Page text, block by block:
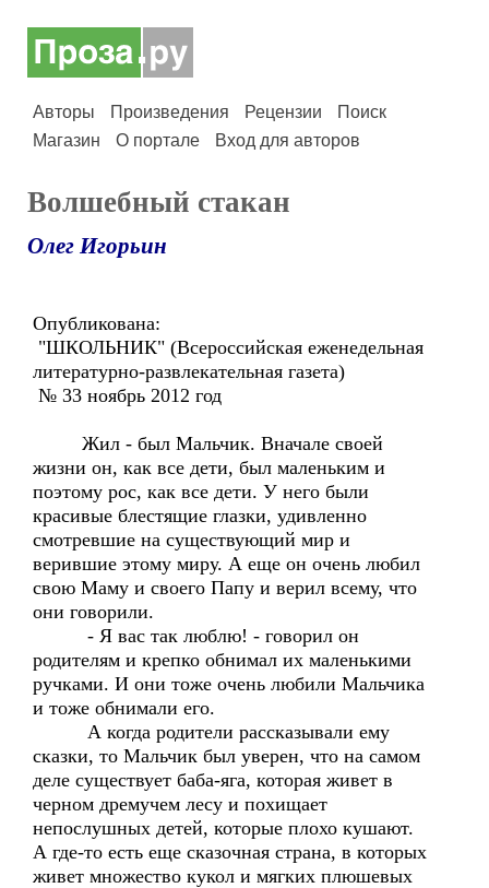
Авторы Произведения Рецензии
Поиск
Магазин
О портале Вход для авторов
Волшебный стакан
Олег Игорьин
Опубликована:
"ШКОЛЬНИК" (Всероссийская еженедельная
литературно-развлекательная газета)
№ 33 ноябрь 2012 год
Жил - был Мальчик. Вначале своей
жизни он, как все дети, был маленьким и
поэтому рос, как все дети. У него были
красивые блестящие глазки, удивленно
смотревшие на существующий мир и
верившие этому миру. А еще он очень любил
свою Маму и своего Папу и верил всему, что
они говорили.
- Я вас так люблю! - говорил он
родителям и крепко обнимал их маленькими
ручками. И они тоже очень любили Мальчика
и тоже обнимали его.
А когда родители рассказывали ему
сказки, то Мальчик был уверен, что на самом
деле существует баба-яга, которая живет в
черном дремучем лесу и похищает
непослушных детей, которые плохо кушают.
А где-то есть еще сказочная страна, в которых
живет множество кукол и мягких плюшевых